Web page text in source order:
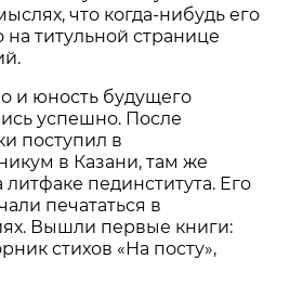
что когда-нибудь его
титульной странице
и юность будущего
успешно. После
поступил в
в Казани, там же
пединститута. Его
печататься в
Вышли первые книги:
стихов «На посту»,